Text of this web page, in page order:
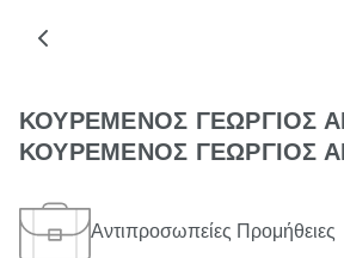
ΚΟΥΡΕΜΕΝΟΣ ΓΕΩΡΓΙΟΣ
ΚΟΥΡΕΜΕΝΟΣ ΓΕΩΡΓΙΟΣ
Αντιπροσωπείες Προμήθειες